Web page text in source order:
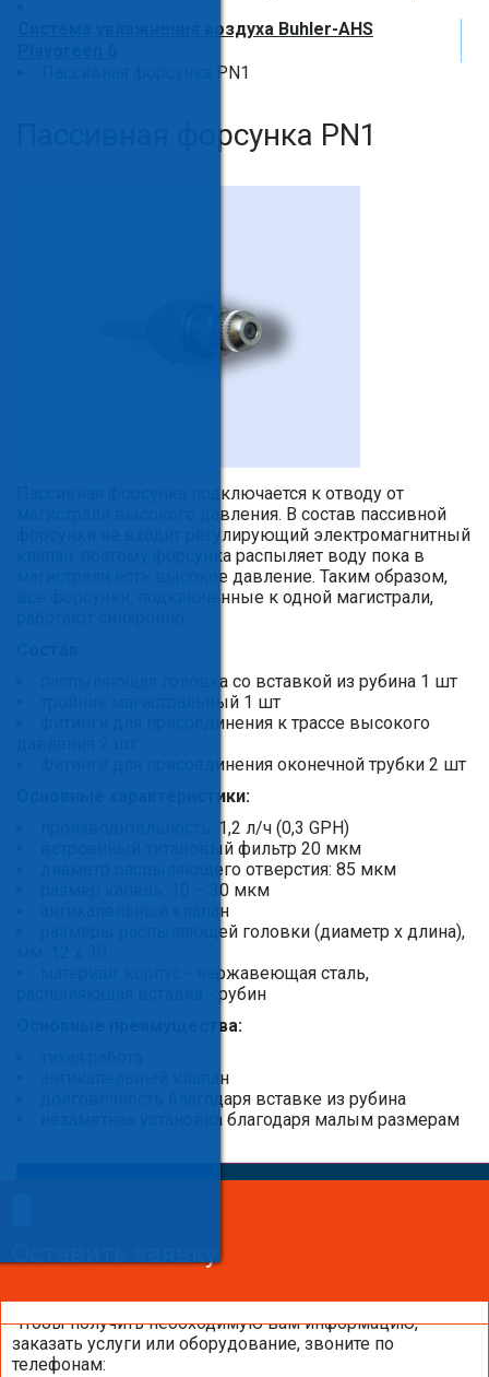
Система увлажнения воздуха Buhler-AHS
Пассивная форсунка PN1
Пассивная форсунка PN1
Пассивная форсунка подключается к отводу от
магистрали высокого давления. В состав пассивной
форсунки не входит регулирующий электромагнитный
клапан, поэтому форсунка распыляет воду пока в
магистрали есть высокое давление. Таким образом,
все форсунки, подключенные к одной магистрали,
распыляющая головка со вставкой из рубина 1 шт
тройник магистральный 1 шт
фитинги для присоединения к трассе высокого
фитинги для присоединения оконечной трубки 2 шт
Основные характеристики:
производительность: 1,2 л/ч (0,3 GPH)
встроенный титановый фильтр 20 мкм
диаметр распыляющего отверстия: 85 мкм
размер капель: 10 – 30 мкм
антикапельный клапан
размеры распыляющей головки (диаметр х длина),
материал: корпус - нержавеющая сталь,
распыляющая вставка - рубин
Основные преимущества:
антикапельный клапан
долговечность благодаря вставке из рубина
незаметная установка благодаря малым размерам
Оставить заявку
Чтобы получить необходимую вам информацию,
заказать услуги или оборудование, звоните по
телефонам: